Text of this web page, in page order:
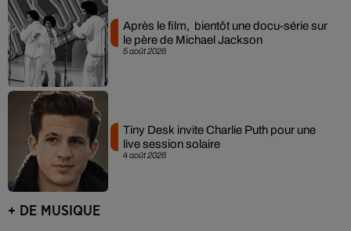
5 août 2026
Après le film, bientôt une docu-série sur
le père de Michael Jackson
4 août 2026
Tiny Desk invite Charlie Puth pour une
live session solaire
+ DE MUSIQUE